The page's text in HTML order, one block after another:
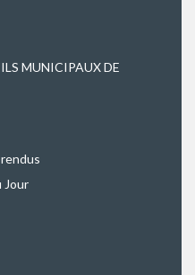
MUNICIPAUX DE
Jour